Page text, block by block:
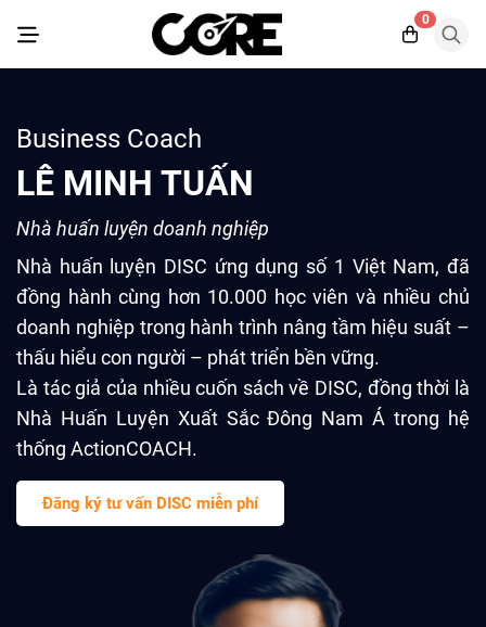
0
Business Coach
LÊ MINH TUẤN
Nhà huấn luyện doanh nghiệp
Nhà huấn luyện DISC ứng dụng số 1 Việt Nam, đã
đồng hành cùng hơn 10.000 học viên và nhiều chủ
doanh nghiệp trong hành trình nâng tầm hiệu suất –
thấu hiểu con người – phát triển bền vững.
Là tác giả của nhiều cuốn sách về DISC, đồng thời là
Nhà Huấn Luyện Xuất Sắc Đông Nam Á trong hệ
thống ActionCOACH.
Đăng ký tư vấn DISC miễn phí